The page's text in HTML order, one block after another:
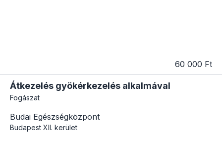
60 000 Ft
Átkezelés gyökérkezelés alkalmával
Fogászat
Budai Egészségközpont
Budapest XII. kerület